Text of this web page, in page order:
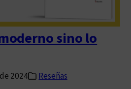
sino lo
2024
Reseñas